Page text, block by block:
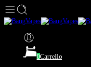
0Carrello